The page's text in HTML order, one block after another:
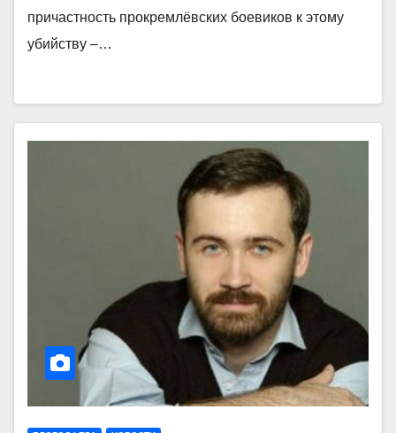
причастность прокремлёвских боевиков к этому
убийству –…